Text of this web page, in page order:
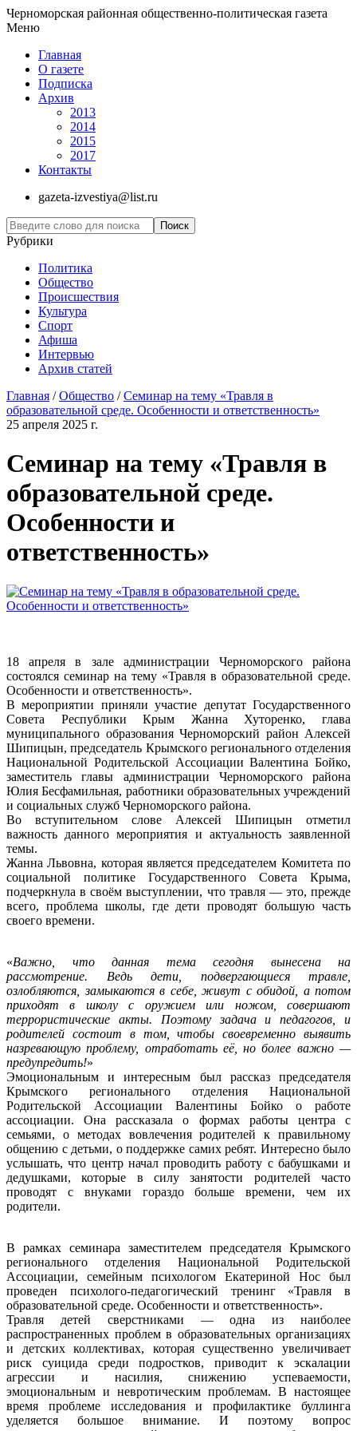
Черноморская районная общественно-политическая газета
Меню
Главная
О газете
Подписка
Архив
2013
2014
2015
2017
Контакты
gazeta-izvestiya@list.ru
Рубрики
Политика
Общество
Проиcшествия
Культура
Спорт
Афиша
Интервью
Архив статей
Главная /Общество /Семинар на тему «Травля в
образовательной среде. Особенности и ответственность»
25 апреля 2025 г.
Семинар на тему «Травля в
образовательной среде.
Особенности и
ответственность»
18 апреля в зале администрации Черноморского района
состоялся семинар на тему «Травля в образовательной среде.
Особенности и ответственность».
В мероприятии приняли участие депутат Государственного
Совета Республики Крым Жанна Хуторенко, глава
муниципального образования Черноморский район Алексей
Шипицын, председатель Крымского регионального отделения
Национальной Родительской Ассоциации Валентина Бойко,
заместитель главы администрации Черноморского района
Юлия Бесфамильная, работники образовательных учреждений
и социальных служб Черноморского района.
Во вступительном слове Алексей Шипицын отметил
важность данного мероприятия и актуальность заявленной
темы.
Жанна Львовна, которая является председателем Комитета по
социальной политике Государственного Совета Крыма,
подчеркнула в своём выступлении, что травля — это, прежде
всего, проблема школы, где дети проводят большую часть
своего времени.
«Важно, что данная тема сегодня вынесена на
рассмотрение. Ведь дети, подвергающиеся травле,
озлобляются, замыкаются в себе, живут с обидой, а потом
приходят в школу с оружием или ножом, совершают
террористические акты. Поэтому задача и педагогов, и
родителей состоит в том, чтобы своевременно выявить
назревающую проблему, отработать её, но более важно —
предупредить!»
Эмоциональным и интересным был рассказ председателя
Крымского регионального отделения Национальной
Родительской Ассоциации Валентины Бойко о работе
ассоциации. Она рассказала о формах работы центра с
семьями, о методах вовлечения родителей к правильному
общению с детьми, о поддержке самих ребят. Интересно было
услышать, что центр начал проводить работу с бабушками и
дедушками, которые в силу занятости родителей часто
проводят с внуками гораздо больше времени, чем их
родители.
В рамках семинара заместителем председателя Крымского
регионального отделения Национальной Родительской
Ассоциации, семейным психологом Екатериной Нос был
проведен психолого-педагогический тренинг «Травля в
образовательной среде. Особенности и ответственность».
Травля детей сверстниками — одна из наиболее
распространенных проблем в образовательных организациях
и детских коллективах, которая существенно увеличивает
риск суицида среди подростков, приводит к эскалации
агрессии и насилия, снижению успеваемости,
эмоциональным и невротическим проблемам. В настоящее
время проблеме исследования и профилактике буллинга
уделяется большое внимание. И поэтому вопрос